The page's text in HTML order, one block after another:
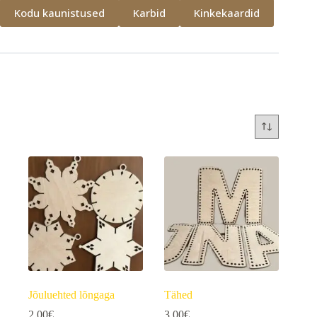
Jõuluehted lõngaga
Tähed
Kodu kaunistused
Karbid Kinkekaardid